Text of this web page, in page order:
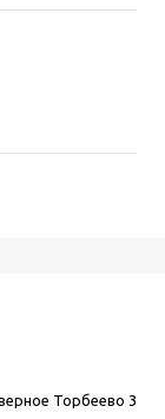
Торбеево 3